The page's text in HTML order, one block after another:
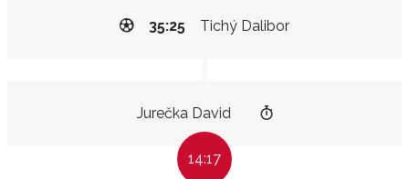
Tichý Dalibor
35:25
Jurečka David
14:17